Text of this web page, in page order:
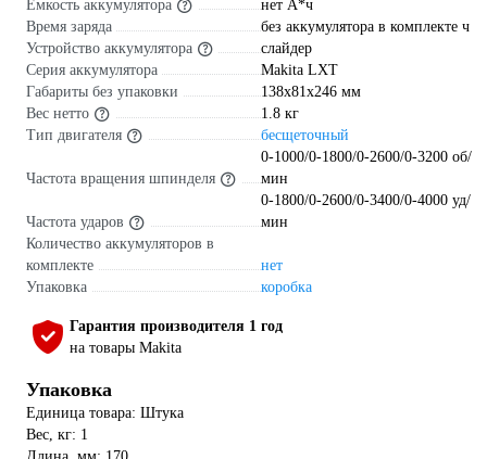
Емкость аккумулятора
нет А*ч
Время заряда
без аккумулятора в комплекте ч
Устройство аккумулятора
слайдер
Серия аккумулятора
Makita LXT
Габариты без упаковки
138x81x246 мм
Вес нетто
1.8 кг
Тип двигателя
бесщеточный
Частота вращения шпинделя
0-1000/0-1800/0-2600/0-3200 об/
мин
Частота ударов
0-1800/0-2600/0-3400/0-4000 уд/
мин
Количество аккумуляторов в
комплекте
нет
Упаковка
коробка
Гарантия производителя 1 год
на товары Makita
Упаковка
Единица товара: Штука
Вес, кг: 1